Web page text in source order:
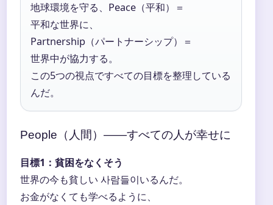
地球環境を守る、Peace（平和）＝
平和な世界に、
Partnership（パートナーシップ）＝
世界中が協力する。
この5つの視点ですべての目標を整理している
んだ。
People（人間）――すべての人が幸せに
目標1：貧困をなくそう
世界の今も貧しい 사람들이いるんだ。
お金がなくても学べるように、